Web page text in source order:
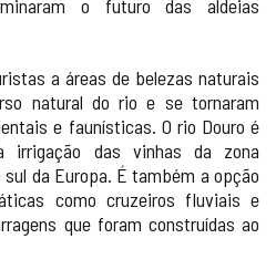
o futuro das aldeias
a áreas de belezas naturais
natural do rio e se tornaram
e faunísticas. O rio Douro é
irrigação das vinhas da zona
da Europa. É também a opção
como cruzeiros fluviais e
que foram construídas ao